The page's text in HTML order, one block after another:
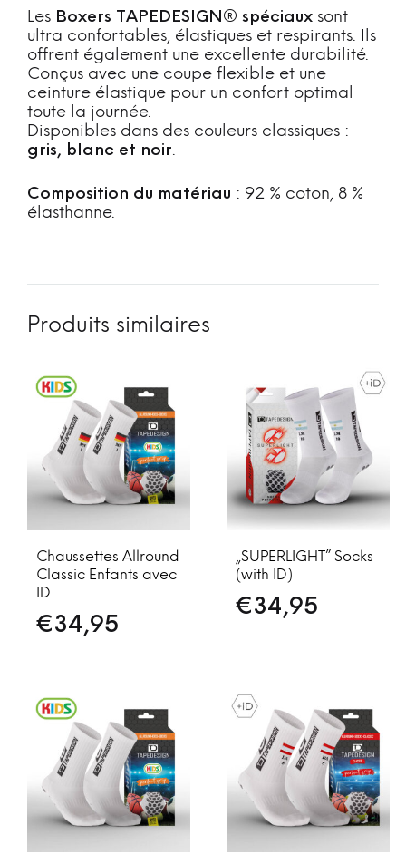
Les Boxers TAPEDESIGN® spéciaux sont
ultra confortables, élastiques et respirants. Ils
offrent également une excellente durabilité.
Conçus avec une coupe flexible et une
ceinture élastique pour un confort optimal
toute la journée.
Disponibles dans des couleurs classiques :
gris, blanc et noir.
Composition du matériau : 92 % coton, 8 %
élasthanne.
Produits similaires
Chaussettes Allround
Classic Enfants avec
ID
€34,95
„SUPERLIGHT” Socks
(with ID)
€34,95